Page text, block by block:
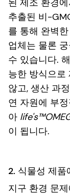
된 제조 환경
추출된 비-
를 통해 완벽
업체는 물론
수 있습니다.
능한 방식으로
않고, 생산 과
연 자원에 부
아
이 됩니다.
2. 식물성 제
지구 환경 문